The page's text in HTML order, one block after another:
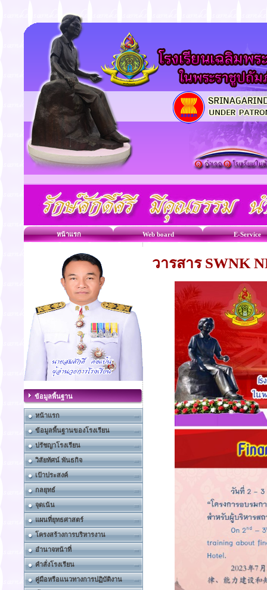
หน้าแรก Web board E-Service
ข้อมูลพื้นฐาน
หน้าแรก
ข้อมูลพื้นฐานของโรงเรียน
ปรัชญาโรงเรียน
วิสัยทัศน์ พันธกิจ
เป้าประสงค์
กลยุทธ์
จุดเน้น
แผนที่ยุทธศาสตร์
โครงสร้างการบริหารงาน
อำนาจหน้าที่
คำสั่งโรงเรียน
คู่มือหรือแนวทางการปฏิบัติงาน
วารสาร SWNK